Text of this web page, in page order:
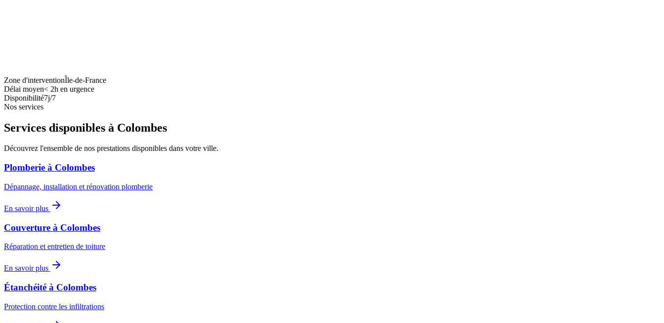
Zone d'interventionÎle-de-France
Délai moyen< 2h en urgence
Disponibilité7j/7
Nos services
Services disponibles à Colombes
Découvrez l'ensemble de nos prestations disponibles dans votre ville.
Plomberie à Colombes
Dépannage, installation et rénovation plomberie
En savoir plus
Couverture à Colombes
Réparation et entretien de toiture
En savoir plus
Étanchéité à Colombes
Protection contre les infiltrations